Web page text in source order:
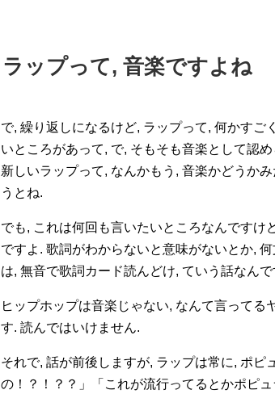
ラップって, 音楽ですよね
で, 繰り返しになるけど, ラップって, 何かす
いところがあって, で, そもそも音楽として認
新しいラップって, なんかもう, 音楽かどうか
うとね.
でも, これは何回も言いたいところなんですけ
ですよ. 歌詞がわからないと意味がないとか,
は, 無音で歌詞カード読んどけ, ていう話なんで
ヒップホップは音楽じゃない, なんて言って
す. 読んではいけません.
それで, 話が前後しますが, ラップは常に, ポピ
の！？！？？」「これが流行ってるとかポピ